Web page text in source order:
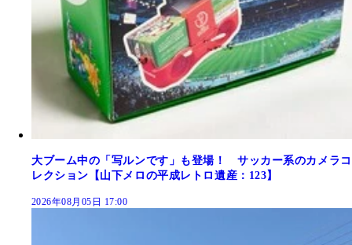
大ブーム中の「写ルンです」も登場！ サッカー系のカメラコ
レクション【山下メロの平成レトロ遺産：123】
2026年08月05日 17:00